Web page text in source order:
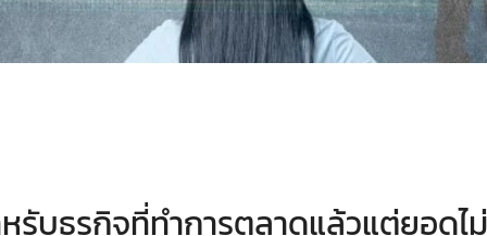
รับธุรกิจที่ทำการตลาดแล้วแต่ยอดไ